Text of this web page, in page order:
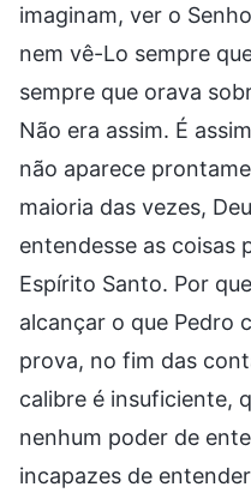
imaginam, ver o
nem vê-Lo sempre
sempre que orava
Não era assim. É
não aparece
maioria das vezes,
entendesse as coisas
Espírito Santo. Por
alcançar o que Pedro
prova, no fim das
calibre é insuficiente,
nenhum poder de
incapazes de